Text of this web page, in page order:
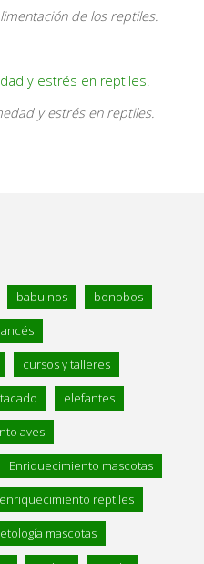
de los reptiles.
y estrés en reptiles.
babuinos bonobos
cursos y talleres
elefantes
aves
Enriquecimiento mascotas
enriquecimiento reptiles
etología mascotas